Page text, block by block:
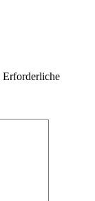
Erforderliche